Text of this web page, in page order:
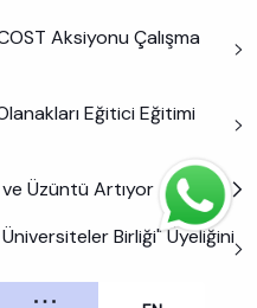
Aksiyonu Çalışma
Eğitici Eğitimi
ve Üzüntü Artıyor
Birliği" Üyeliğini